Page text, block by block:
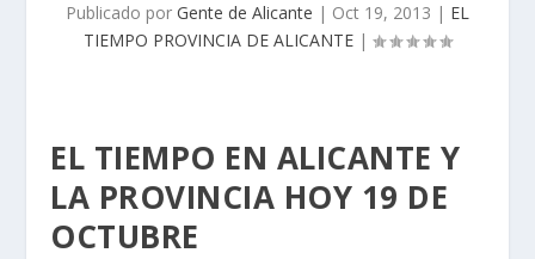
Publicado por Gente de Alicante | Oct 19, 2013 | EL
TIEMPO PROVINCIA DE ALICANTE |
EL TIEMPO EN ALICANTE Y
LA PROVINCIA HOY 19 DE
OCTUBRE